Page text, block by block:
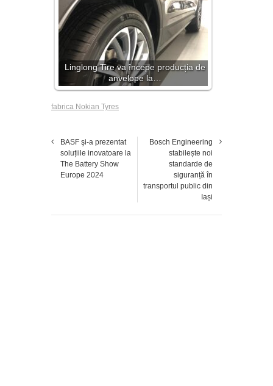
Linglong Tire va începe producția de
anvelope la…
fabrica Nokian Tyres
BASF şi-a prezentat
soluțiile inovatoare la
The Battery Show
Europe 2024
Bosch Engineering
stabilește noi
standarde de
siguranță în
transportul public din
Iași